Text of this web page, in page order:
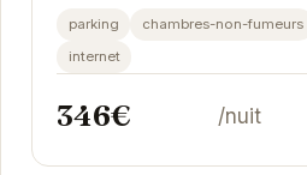
relaxantes. Avec son
parking chambres-non-fumeurs
internet
346€ /nuit